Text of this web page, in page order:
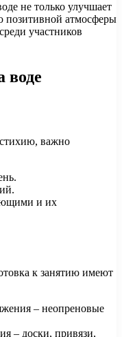
не только улучшает
позитивной атмосферы
участников
воде
важно
и их
к занятию имеют
– неопреновые
– доски, привязи,